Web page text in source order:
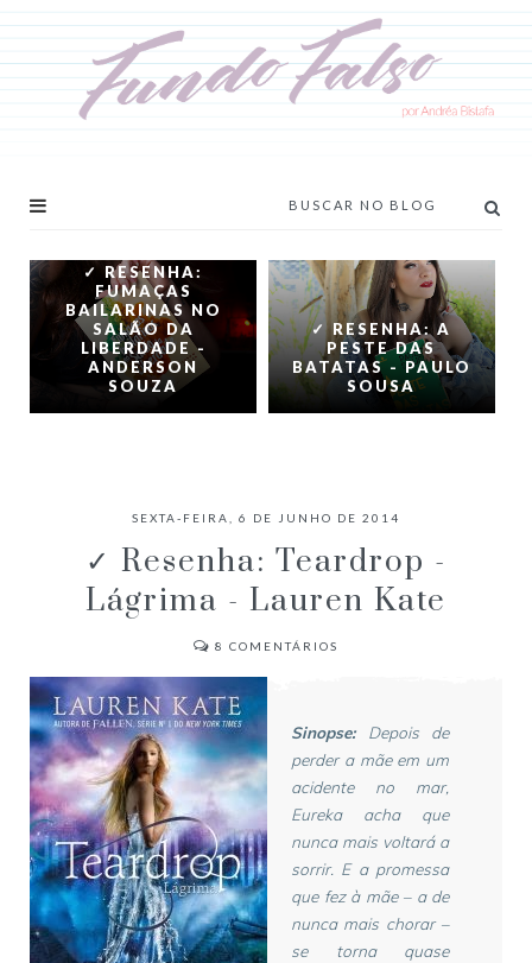
✓ RESENHA:
FUMAÇAS
BAILARINAS NO
SALÃO DA
LIBERDADE -
ANDERSON
SOUZA
✓ RESENHA: A
PESTE DAS
BATATAS - PAULO
SOUSA
SEXTA-FEIRA, 6 DE JUNHO DE 2014
✓ Resenha: Teardrop -
Lágrima - Lauren Kate
8 COMENTÁRIOS
Sinopse: Depois de
perder a mãe em um
acidente no mar,
Eureka acha que
nunca mais voltará a
sorrir. E a promessa
que fez à mãe – a de
nunca mais chorar –
se torna quase